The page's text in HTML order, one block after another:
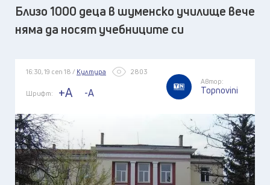
Близо 1000 деца в шуменско училище вече
няма да носят учебниците си
16:30, 19 сеп 18 / Култура 2803
Шрифт: +A -A
Автор:
Topnovini